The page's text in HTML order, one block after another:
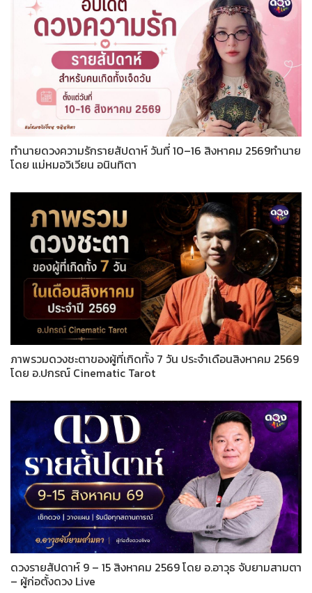
ทำนายดวงความรักรายสัปดาห์ วันที่ 10–16 สิงหาคม 2569ทำนาย
โดย แม่หมอวิเวียน อนินทิตา
ภาพรวมดวงชะตาของผู้ที่เกิดทั้ง 7 วัน ประจำเดือนสิงหาคม 2569
โดย อ.ปกรณ์ Cinematic Tarot
ดวงรายสัปดาห์ 9 – 15 สิงหาคม 2569 โดย อ.อาวุธ จับยามสามตา
– ผู้ก่อตั้งดวง Live